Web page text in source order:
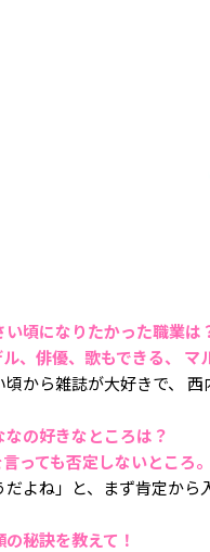
い頃になりたかった職業は
、俳優、歌もできる、 マ
頃から雑誌が大好きで、 西
なの好きなところは？
っても否定しないところ。
だよね」と、まず肯定か
の秘訣を教えて！